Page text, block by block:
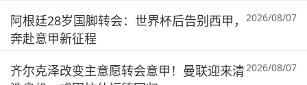
阿根廷28岁国脚转会：世界杯后告别西甲，
奔赴意甲新征程
2026/08/07
齐尔克泽改变主意愿转会意甲！曼联迎来清2026/08/07